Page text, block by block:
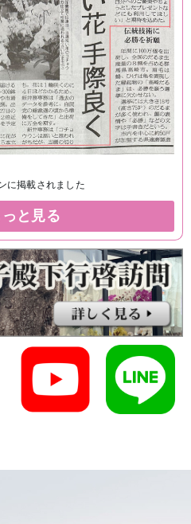
に掲載されました
っと見る